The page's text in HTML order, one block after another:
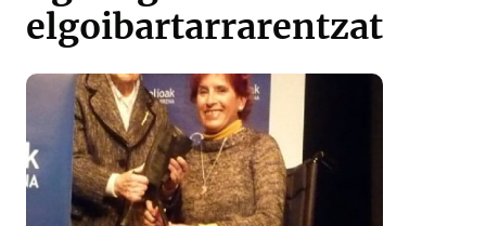
elgoibartarrarentzat